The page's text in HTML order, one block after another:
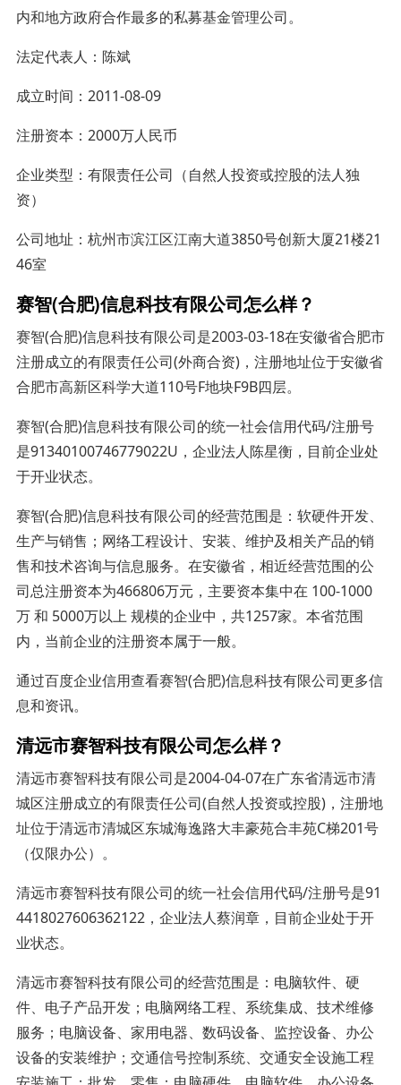
内和地方政府合作最多的私募基金管理公司。
法定代表人：陈斌
成立时间：2011-08-09
注册资本：2000万人民币
企业类型：有限责任公司（自然人投资或控股的法人独
资）
公司地址：杭州市滨江区江南大道3850号创新大厦21楼21
46室
赛智(合肥)信息科技有限公司怎么样？
赛智(合肥)信息科技有限公司是2003-03-18在安徽省合肥市
注册成立的有限责任公司(外商合资)，注册地址位于安徽省
合肥市高新区科学大道110号F地块F9B四层。
赛智(合肥)信息科技有限公司的统一社会信用代码/注册号
是91340100746779022U，企业法人陈星衡，目前企业处
于开业状态。
赛智(合肥)信息科技有限公司的经营范围是：软硬件开发、
生产与销售；网络工程设计、安装、维护及相关产品的销
售和技术咨询与信息服务。在安徽省，相近经营范围的公
司总注册资本为466806万元，主要资本集中在 100-1000
万 和 5000万以上 规模的企业中，共1257家。本省范围
内，当前企业的注册资本属于一般。
通过百度企业信用查看赛智(合肥)信息科技有限公司更多信
息和资讯。
清远市赛智科技有限公司怎么样？
清远市赛智科技有限公司是2004-04-07在广东省清远市清
城区注册成立的有限责任公司(自然人投资或控股)，注册地
址位于清远市清城区东城海逸路大丰豪苑合丰苑C梯201号
（仅限办公）。
清远市赛智科技有限公司的统一社会信用代码/注册号是91
4418027606362122，企业法人蔡润章，目前企业处于开
业状态。
清远市赛智科技有限公司的经营范围是：电脑软件、硬
件、电子产品开发；电脑网络工程、系统集成、技术维修
服务；电脑设备、家用电器、数码设备、监控设备、办公
设备的安装维护；交通信号控制系统、交通安全设施工程